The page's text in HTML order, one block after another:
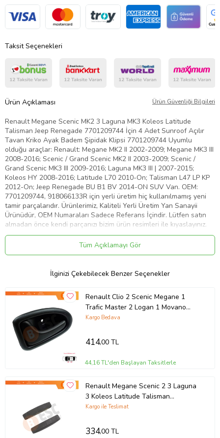
Taksit Seçenekleri
Ürün Açıklaması Ürün Güvenliği Bilgileri
Renault Megane Scenic MK2 3 Laguna MK3 Koleos Latitude
Talisman Jeep Renegade 7701209744 İçin 4 Adet Sunroof Açılır
Tavan Kriko Ayak Badem Şipidak Klipsi 7701209744 Uyumlu
olduğu araçlar: Renault: Megane MK2 II 2002-2009; Megane MK3 III
2008-2016; Scenic / Grand Scenic MK2 II 2003-2009; Scenic /
Grand Scenic MK3 III 2009-2016; Laguna MK3 III | 2007-2015;
Koleos HY 2008-2016; Latitude L70 2010-On; Talisman L47 LP KP
2012-On; Jeep Renegade BU B1 BV 2014-ON SUV Van. OEM:
7701209744, 918066133R için yerli üretim hiç kullanılmamış yeni
tamir parçalarıdır. Ürünlerimiz, Kaliteli Yerli Üretim Yan Sanayii
Ürünüdür, OEM Numaraları Sadece Referans İçindir. Lütfen satın
almadan önce kendi parçanızı bizim ürün resimleri ile kıyaslayınız.
Ürün Kodu:kcm42697778
Tüm Açıklamayı Gör
İlginizi Çekebilecek Benzer Seçenekler
Renault Clio 2 Scenic Megane 1
Trafic Master 2 Logan 1 Movano
Vivaro A İçin Sol Kapı İç Açma Kolu
Kargo Bedava
414,00 TL
44,16 TL'den Başlayan Taksitlerle
Renault Megane Scenic 2 3 Laguna
3 Koleos Latitude Talisman
Renegade İçin Sunroof Tavan Kızak
Kargo ile Teslimat
334,00 TL